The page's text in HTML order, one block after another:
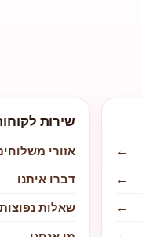
←
←
←
שירות
אזורי
דברו איתנו
שאלות נפוצות